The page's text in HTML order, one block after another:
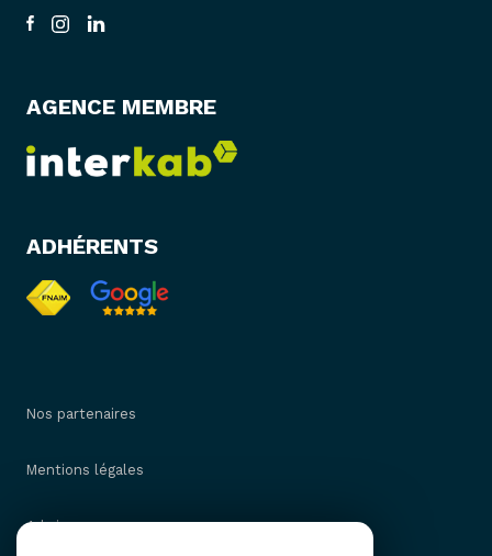
AGENCE MEMBRE
ADHÉRENTS
Nos partenaires
Mentions légales
Admin